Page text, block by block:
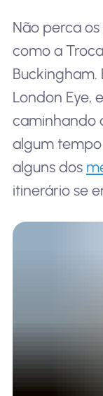
Não perca
como a
Buckingham.
London Eye,
caminhando
algum tempo
alguns dos
itinerário se